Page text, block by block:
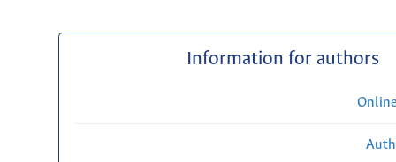
Information for authors